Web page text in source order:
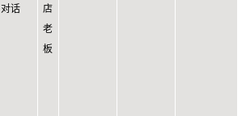
对话
店
老
板